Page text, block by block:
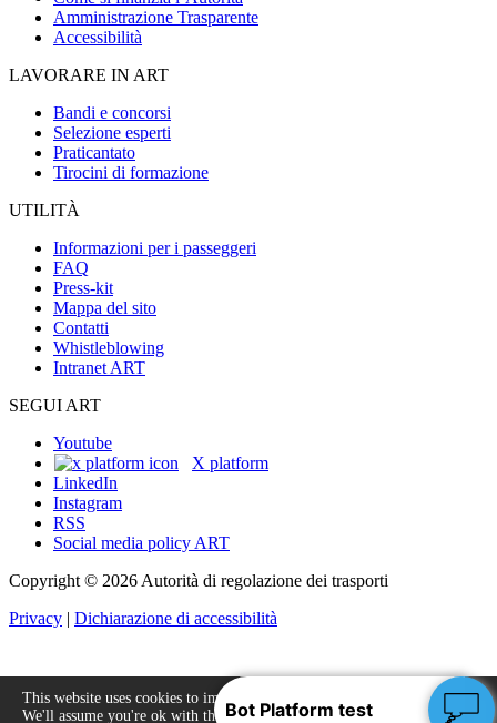
Amministrazione Trasparente
Accessibilità
LAVORARE IN ART
Bandi e concorsi
Selezione esperti
Praticantato
Tirocini di formazione
UTILITÀ
Informazioni per i passeggeri
FAQ
Press-kit
Mappa del sito
Contatti
Whistleblowing
Intranet ART
SEGUI ART
Youtube
X platform
LinkedIn
Instagram
RSS
Social media policy ART
Copyright © 2026 Autorità di regolazione dei trasporti
Privacy | Dichiarazione di accessibilità
This website uses cookies to improve your experience.
We'll assume you're ok with this, but you can opt-out
Accept